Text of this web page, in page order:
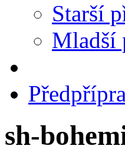
Starší
Mladší
sh-